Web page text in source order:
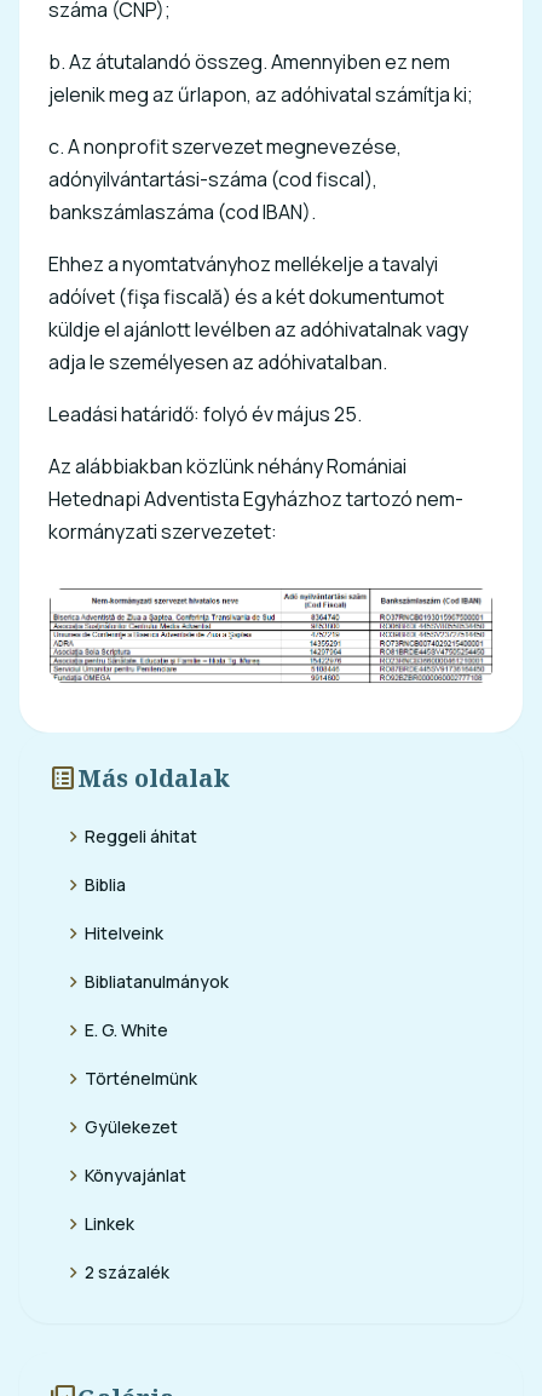
száma (CNP);
b. Az átutalandó összeg. Amennyiben ez nem
jelenik meg az űrlapon, az adóhivatal számítja ki;
c. A nonprofit szervezet megnevezése,
adónyilvántartási-száma (cod fiscal),
bankszámlaszáma (cod IBAN).
Ehhez a nyomtatványhoz mellékelje a tavalyi
adóívet (fişa fiscală) és a két dokumentumot
küldje el ajánlott levélben az adóhivatalnak vagy
adja le személyesen az adóhivatalban.
Leadási határidő: folyó év május 25.
Az alábbiakban közlünk néhány Romániai
Hetednapi Adventista Egyházhoz tartozó nem-
kormányzati szervezetet:
list_altMás oldalak
chevron_right Reggeli áhitat
chevron_right Biblia
chevron_right Hitelveink
chevron_right Bibliatanulmányok
chevron_right E. G. White
chevron_right Történelmünk
chevron_right Gyülekezet
chevron_right Könyvajánlat
chevron_right Linkek
chevron_right 2 százalék